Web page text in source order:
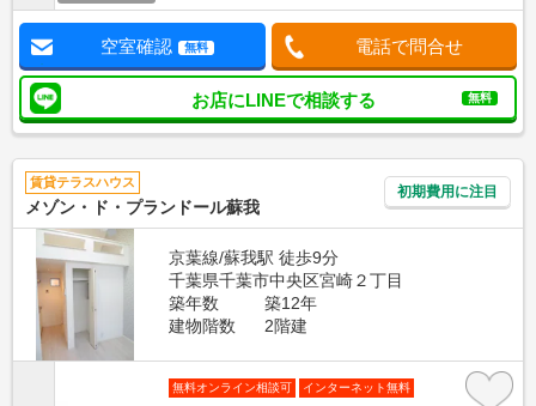
空室確認 無料 電話で問合せ
お店にLINEで相談する 無料
賃貸テラスハウス
メゾン・ド・プランドール蘇我
初期費用に注目
京葉線/蘇我駅 徒歩9分
千葉県千葉市中央区宮崎２丁目
築年数
築12年
建物階数
2階建
無料オンライン相談可 インターネット無料